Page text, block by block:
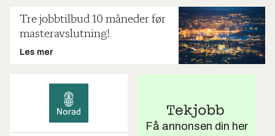
Tre jobbtilbud 10 måneder før
masteravslutning!
Les mer
Få annonsen din her